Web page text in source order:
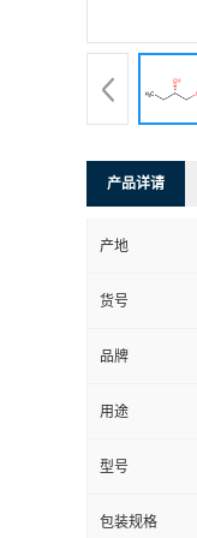
产品详请
产地
货号
品牌
用途
型号
包装规格